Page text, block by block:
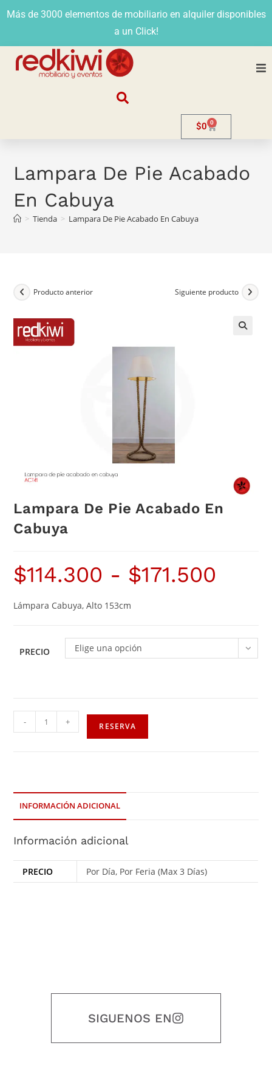
Más de 3000 elementos de mobiliario en alquiler disponibles
a un Click!
$0 0
Lampara De Pie Acabado
En Cabuya
> Tienda > Lampara De Pie Acabado En Cabuya
Producto anterior Siguiente producto
Lampara De Pie Acabado En
Cabuya
$114.300 - $171.500
Lámpara Cabuya, Alto 153cm
PRECIO Elige una opción
- + RESERVA
INFORMACIÓN ADICIONAL
Información adicional
PRECIO Por Día, Por Feria (Max 3 Días)
SIGUENOS EN